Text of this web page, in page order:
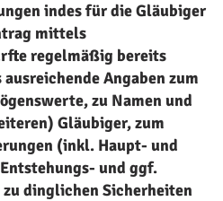
indes für die Gläubiger
mittels
regelmäßig bereits
Angaben zum
zu Namen und
Gläubiger, zum
(inkl. Haupt- und
und ggf.
dinglichen Sicherheiten